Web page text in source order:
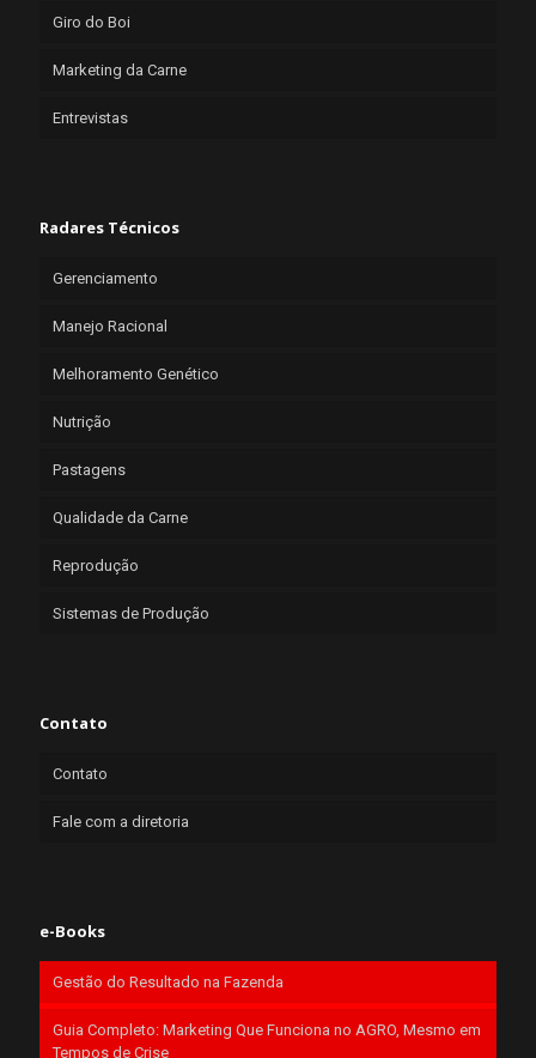
Giro do Boi
Marketing da Carne
Entrevistas
Radares Técnicos
Gerenciamento
Manejo Racional
Melhoramento Genético
Nutrição
Pastagens
Qualidade da Carne
Reprodução
Sistemas de Produção
Contato
Contato
Fale com a diretoria
e-Books
Gestão do Resultado na Fazenda
Guia Completo: Marketing Que Funciona no AGRO, Mesmo em
Tempos de Crise